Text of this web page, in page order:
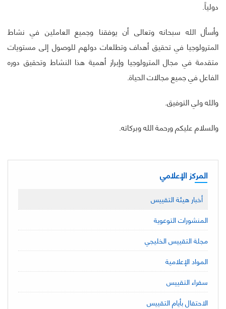
دولياً.
وأسأل الله سبحانه وتعالى أن يوفقنا وجميع العاملين في نشاط
المترولوجيا في تحقيق أهداف وتطلعات دولهم للوصول إلى مستويات
متقدمة في مجال المترولوجيا وإبراز أهمية هذا النشاط وتحقيق دوره
الفاعل في جميع مجالات الحياة.
والله ولي التوفيق.
والسلام عليكم ورحمة الله وبركاته.
المركز الإعلامي
أخبار هيئة التقييس
المنشورات التوعوية
مجلة التقييس الخليجي
المواد الإعلامية
سفراء التقييس
الاحتفال بأيام التقييس